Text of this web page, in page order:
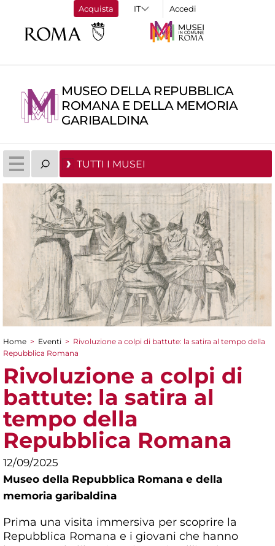
Acquista Accedi
MUSEO DELLA REPUBBLICA
ROMANA E DELLA MEMORIA
GARIBALDINA
TUTTI I MUSEI
Tu sei qui
Home > Eventi > Rivoluzione a colpi di battute: la satira al tempo della
Repubblica Romana
Rivoluzione a colpi di
battute: la satira al
tempo della
Repubblica Romana
12/09/2025
Museo della Repubblica Romana e della
memoria garibaldina
Prima una visita immersiva per scoprire la
Repubblica Romana e i giovani che hanno